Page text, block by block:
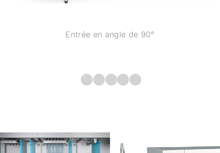
Entrée en angle de 90°